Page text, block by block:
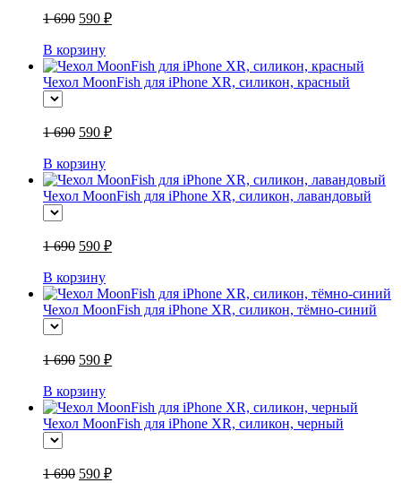
1 690 590 ₽
В корзину
Чехол MoonFish для iPhone XR, силикон, красный
1 690 590 ₽
В корзину
Чехол MoonFish для iPhone XR, силикон, лавандовый
1 690 590 ₽
В корзину
Чехол MoonFish для iPhone XR, силикон, тёмно-синий
1 690 590 ₽
В корзину
Чехол MoonFish для iPhone XR, силикон, черный
1 690 590 ₽